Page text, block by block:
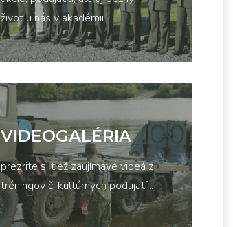
život u nás v akadémii...
VIDEOGALÉRIA
prezrite si tiež zaujímavé videá z
tréningov či kultúrnych podujatí...